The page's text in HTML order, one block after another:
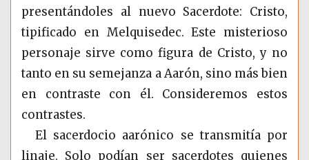
presentándoles al nuevo Sacerdote: Cristo,
tipificado en Melquisedec. Este misterioso
personaje sirve como figura de Cristo, y no
tanto en su semejanza a Aarón, sino más bien
en contraste con él. Consideremos estos
contrastes.
El sacerdocio aarónico se transmitía por
linaje. Solo podían ser sacerdotes quienes